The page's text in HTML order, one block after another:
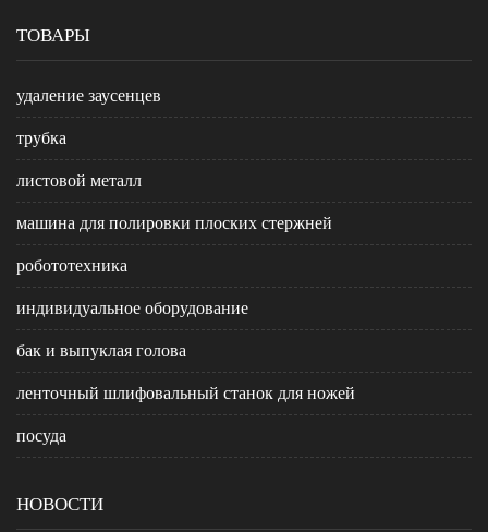
ТОВАРЫ
удаление заусенцев
трубка
листовой металл
машина для полировки плоских стержней
робототехника
индивидуальное оборудование
бак и выпуклая голова
ленточный шлифовальный станок для ножей
посуда
НОВОСТИ